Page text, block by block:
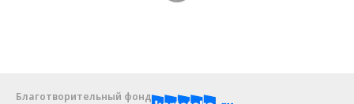
Благотворительный фонд